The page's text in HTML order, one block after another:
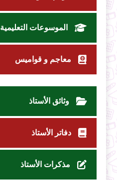
الموسوعات التعليمية
معاجم و قواميس
وثائق الأستاذ
دفاتر الأستاذ
مذكرات الأستاذ